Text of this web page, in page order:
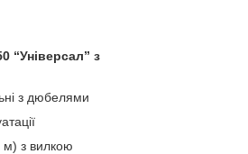
“Універсал” з
з дюбелями
з вилкою